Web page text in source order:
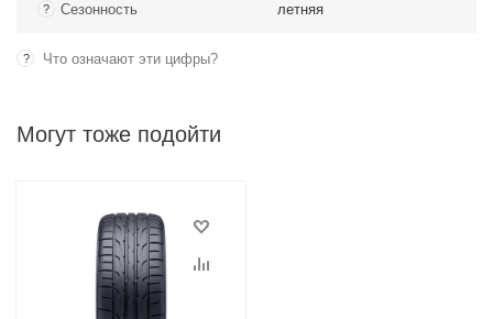
? Сезонность летняя
? Что означают эти цифры?
Могут тоже подойти